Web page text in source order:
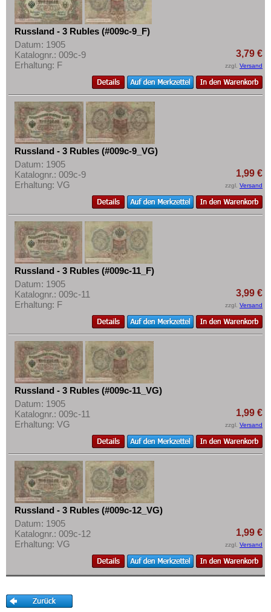
Russland - 3 Rubles (#009c-9_F)
Datum: 1905
Katalognr.: 009c-9
Erhaltung: F
3,79 €
zzgl. Versand
Russland - 3 Rubles (#009c-9_VG)
Datum: 1905
Katalognr.: 009c-9
Erhaltung: VG
1,99 €
zzgl. Versand
Russland - 3 Rubles (#009c-11_F)
Datum: 1905
Katalognr.: 009c-11
Erhaltung: F
3,99 €
zzgl. Versand
Russland - 3 Rubles (#009c-11_VG)
Datum: 1905
Katalognr.: 009c-11
Erhaltung: VG
1,99 €
zzgl. Versand
Russland - 3 Rubles (#009c-12_VG)
Datum: 1905
Katalognr.: 009c-12
Erhaltung: VG
1,99 €
zzgl. Versand